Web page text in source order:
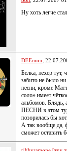
Ну хоть легче
DEEmon ,
Белка, нехер тут,
забито не было
песни, кроме
соло» имеет
альбомов.
ПЕСНИ в этом
позорилась бы
А так вообще да,
сможет оставить